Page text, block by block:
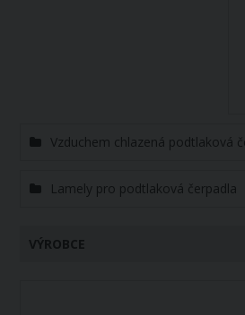
Vzduchem chlazená podtlaková
Lamely pro podtlaková čerpadla
VÝROBCE